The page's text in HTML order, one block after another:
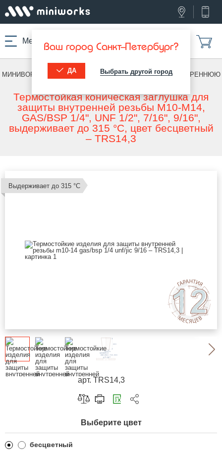
Меню Ваш город Санкт-Петербург?
ДА Выбрать другой город
МИНИВОРКС ПРО ТЕРМОСТОЙКИЕ ИЗДЕЛИЯ /ПОД ВНУТРЕННЮЮ
Термостойкая коническая заглушка для
защиты внутренней резьбы M10-M14,
GAS/BSP 1/4", UNF 1/2", 7/16", 9/16",
выдерживает до 315 °C, цвет бесцветный
– TRS14,3
Выдерживает до 315 °С
арт. TRS14,3
Скопировать ссылку
Telegram
Выберите цвет
бесцветный